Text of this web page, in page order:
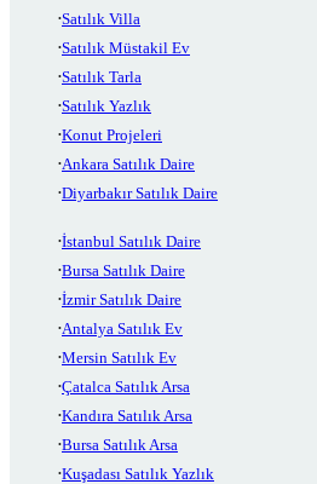
Satılık Villa
Satılık Müstakil Ev
Satılık Tarla
Satılık Yazlık
Konut Projeleri
Ankara Satılık Daire
Diyarbakır Satılık Daire
İstanbul Satılık Daire
Bursa Satılık Daire
İzmir Satılık Daire
Antalya Satılık Ev
Mersin Satılık Ev
Çatalca Satılık Arsa
Kandıra Satılık Arsa
Bursa Satılık Arsa
Kuşadası Satılık Yazlık